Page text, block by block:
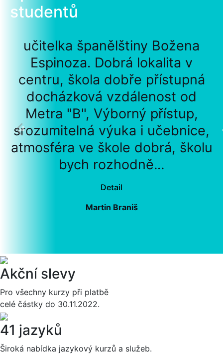
studentů
učitelka španělštiny Božena
Espinoza. Dobrá lokalita v
centru, škola dobře přístupná
docházková vzdálenost od
Metra "B", Výborný přístup,
srozumitelná výuka i učebnice,
atmosféra ve škole dobrá, školu
bych rozhodně...
Detail
Martin Braniš
Akční slevy
Pro všechny kurzy při platbě
celé částky do 30.11.2022.
41 jazyků
Široká nabídka jazykový kurzů a služeb.